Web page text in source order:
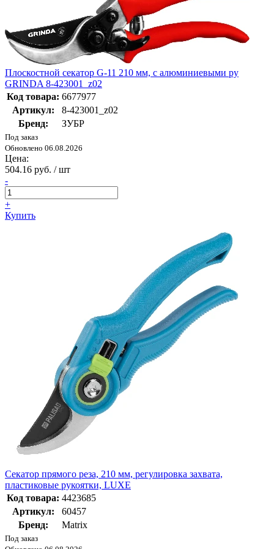
Плоскостной секатор G-11 210 мм, с алюминиевыми ру
GRINDA 8-423001_z02
Код товара: 6677977
Артикул:
8-423001_z02
Бренд:
ЗУБР
Под заказ
Обновлено 06.08.2026
Цена:
504.16 руб. / шт
-
+
Купить
Секатор прямого реза, 210 мм, регулировка захвата,
пластиковые рукоятки, LUXE
Код товара: 4423685
Артикул:
60457
Бренд:
Matrix
Под заказ